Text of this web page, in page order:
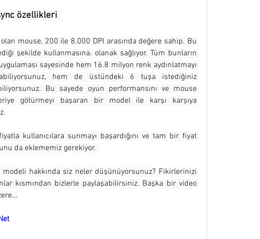
özellikleri
mouse, 200 ile 8.000 DPI arasında değere sahip. Bu
şekilde kullanmasına. olanak sağlıyor. Tüm bunların
sayesinde hem 16.8 milyon renk aydınlatmayı
hem de üstündeki 6 tuşa istediğiniz
Bu sayede oyun performansını ve mouse
götürmeyi başaran bir model ile karşı karşıya
kullanıcılara sunmayı başardığını ve tam bir fiyat
da eklememiz gerekiyor.
modeli hakkında siz neler düşünüyorsunuz? Fikirlerinizi
kısmından bizlerle paylaşabilirsiniz. Başka bir video